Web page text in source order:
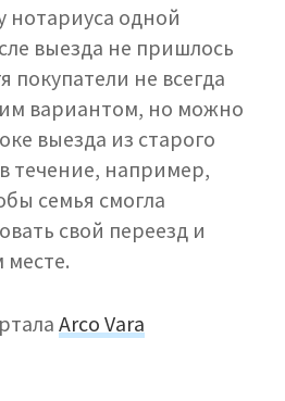
одной
выезда не пришлось
покупатели не всегда
вариантом, но можно
выезда из старого
течение, например,
семья смогла
свой переезд и
месте.
Arco Vara